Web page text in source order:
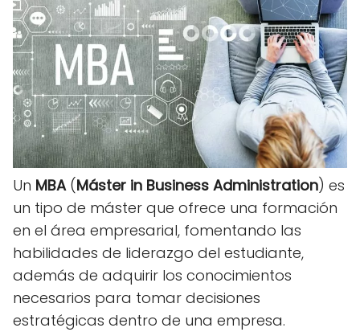
Un MBA(Máster in Business Administration) es
un tipo de máster que ofrece una formación
en el área empresarial, fomentando las
habilidades de liderazgo del estudiante,
además de adquirir los conocimientos
necesarios para tomar decisiones
estratégicas dentro de una empresa.